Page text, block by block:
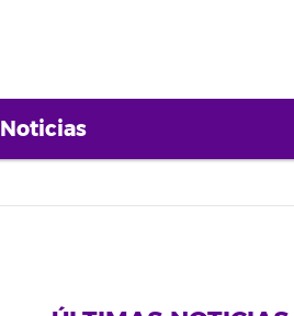
Noticias